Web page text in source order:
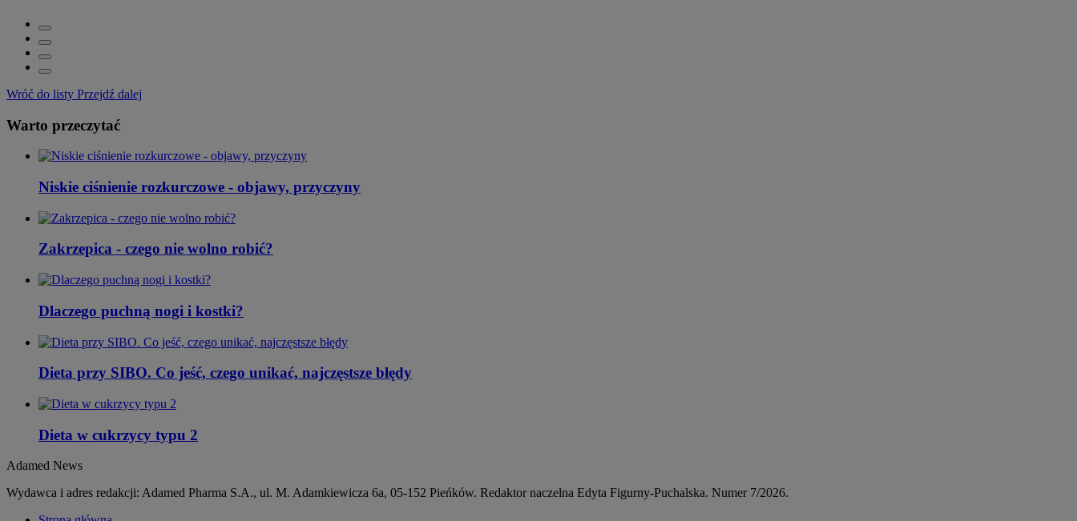
Wróć do listy Przejdź dalej
Warto przeczytać
Niskie ciśnienie rozkurczowe - objawy, przyczyny
Zakrzepica - czego nie wolno robić?
Dlaczego puchną nogi i kostki?
Dieta przy SIBO. Co jeść, czego unikać, najczęstsze błędy
Dieta w cukrzycy typu 2
Adamed News
Wydawca i adres redakcji: Adamed Pharma S.A., ul. M. Adamkiewicza 6a, 05-152 Pieńków. Redaktor naczelna Edyta Figurny-Puchalska. Numer 7/2026.